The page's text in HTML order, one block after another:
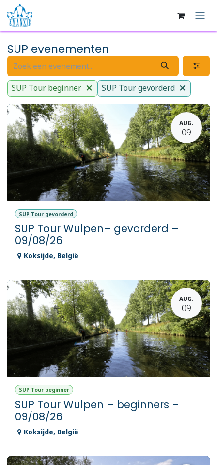
Overslaan naar inhoud
SUP evenementen
SUP Tour beginner SUP Tour gevorderd
AUG.
09
SUP Tour gevorderd
SUP Tour Wulpen– gevorderd –
09/08/26
Koksijde, België
AUG.
09
SUP Tour beginner
SUP Tour Wulpen – beginners –
09/08/26
Koksijde, België